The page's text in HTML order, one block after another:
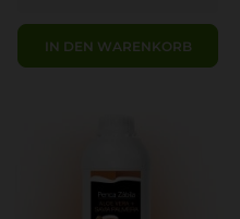
IN DEN WARENKORB